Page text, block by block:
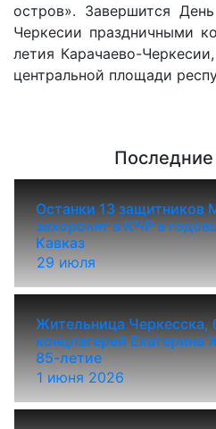
остров». Завершится
Черкесии праздничными
летия Карачаево-
центральной площади
Последние
29 июля
Останки 13 защитников
захоронят в КЧР в
Кавказ
1 июня 2026
Жительница Черкесска,
концлагерей Екатерина
85-летие